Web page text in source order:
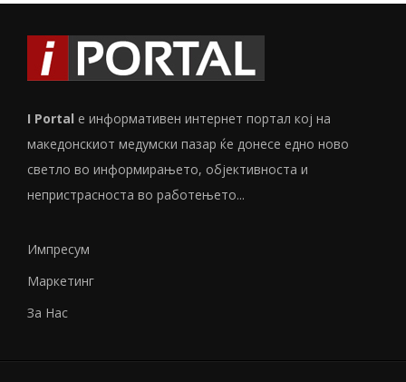
I Portal е информативен интернет портал кој на
македонскиот медумски пазар ќе донесе едно ново
светло во информирањето, објективноста и
непристрасноста во работењето...
Импресум
Маркетинг
За Нас